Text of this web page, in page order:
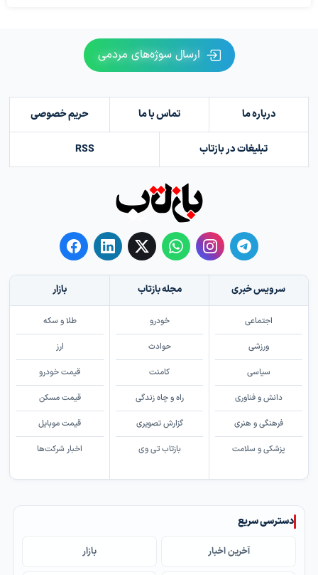
ارسال سوژه‌های مردمی
درباره ما تماس با ما حریم خصوصی
تبلیغات در بازتاب RSS
سرویس خبری
اجتماعی
ورزشی
سیاسی
دانش و فناوری
فرهنگی و هنری
پزشکی و سلامت
مجله بازتاب
خودرو
حوادث
کامنت
راه و چاه زندگی
گزارش تصویری
بازتاب تی وی
بازار
طلا و سکه
ارز
قیمت خودرو
قیمت مسکن
قیمت موبایل
اخبار شرکت‌ها
دسترسی سریع
آخرین اخبار بازار